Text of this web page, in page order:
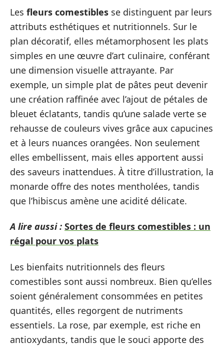
Les fleurs comestibles se distinguent par leurs
attributs esthétiques et nutritionnels. Sur le
plan décoratif, elles métamorphosent les plats
simples en une œuvre d’art culinaire, conférant
une dimension visuelle attrayante. Par
exemple, un simple plat de pâtes peut devenir
une création raffinée avec l’ajout de pétales de
bleuet éclatants, tandis qu’une salade verte se
rehausse de couleurs vives grâce aux capucines
et à leurs nuances orangées. Non seulement
elles embellissent, mais elles apportent aussi
des saveurs inattendues. À titre d’illustration, la
monarde offre des notes mentholées, tandis
que l’hibiscus amène une acidité délicate.
A lire aussi : Sortes de fleurs comestibles : un
régal pour vos plats
Les bienfaits nutritionnels des fleurs
comestibles sont aussi nombreux. Bien qu’elles
soient généralement consommées en petites
quantités, elles regorgent de nutriments
essentiels. La rose, par exemple, est riche en
antioxydants, tandis que le souci apporte des